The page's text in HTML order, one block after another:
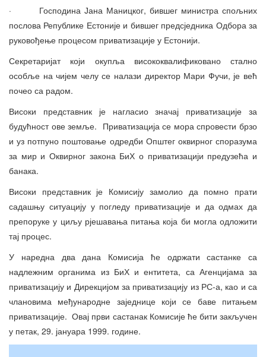
· Господина Јана Маницког, бившег министра спољних
послова Републике Естоније и бившег предсједника Одбора за
руковођење процесом приватизације у Естонији.
Секретаријат који окупља висококвалификовано стално
особље на чијем челу се налази директор Мари Фучи, је већ
почео са радом.
Високи представник је нагласио значај приватизације за
будућност ове земље. Приватизација се мора спровести брзо
и уз потпуно поштовање одредби Општег оквирног споразума
за мир и Оквирног закона БиХ о приватизацији предузећа и
банака.
Високи представник је Комисију замолио да помно прати
садашњу ситуацију у погледу приватизације и да одмах да
препоруке у циљу рјешавања питања која би могла одложити
тај процес.
У наредна два дана Комисија ће одржати састанке са
надлежним органима из БиХ и ентитета, са Агенцијама за
приватизацију и Дирекцијом за приватизацију из РС-а, као и са
члановима међународне заједнице који се баве питањем
приватизације. Овај први састанак Комисије ће бити закључен
у петак, 29. јануара 1999. године.